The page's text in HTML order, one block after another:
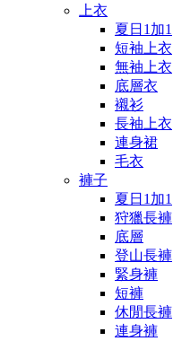
上衣
夏日1加1
短袖上衣
無袖上衣
底層衣
襯衫
長袖上衣
連身裙
毛衣
褲子
夏日1加1
狩獵長褲
底層
登山長褲
緊身褲
短褲
休閒長褲
連身褲